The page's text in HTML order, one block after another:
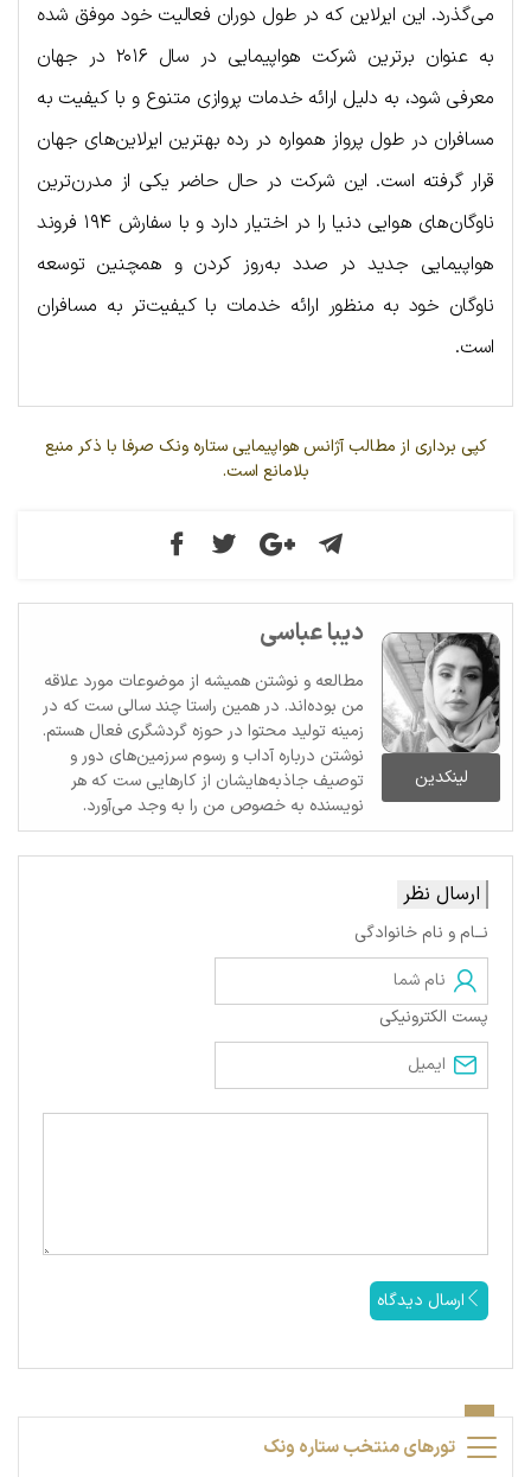
می‌گذرد. این ایرلاین که در طول دوران فعالیت خود موفق شده
به عنوان برترین شرکت هواپیمایی در سال ۲۰۱۶ در جهان
معرفی شود، به دلیل ارائه خدمات پروازی متنوع و با کیفیت به
مسافران در طول پرواز همواره در رده بهترین ایرلاین‌های جهان
قرار گرفته است. این شرکت در حال حاضر یکی از مدرن‌ترین
ناوگان‌های هوایی دنیا را در اختیار دارد و با سفارش ۱۹۴ فروند
هواپیمایی جدید در صدد به‌روز کردن و همچنین توسعه
ناوگان خود به منظور ارائه خدمات با کیفیت‌تر به مسافران
است.
کپی برداری از مطالب آژانس هواپیمایی ستاره ونک صرفا با ذکر منبع
بلامانع است.
لینکدین
دیبا عباسی
مطالعه و نوشتن همیشه از موضوعات مورد علاقه
من بوده‌اند. در همین راستا چند سالی ست که در
زمینه تولید محتوا در حوزه گردشگری فعال هستم.
نوشتن درباره آداب و رسوم سرزمین‌های دور و
توصیف جاذبه‌هایشان از کارهایی ست که هر
نویسنده به خصوص من را به وجد می‌آورد.
ارسال نظر
نــام و نام خانوادگی
پست الکترونیکی
ارسال دیدگاه
تورهای منتخب ستاره ونک